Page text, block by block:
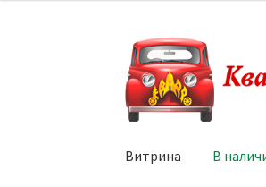
Перейти
к
навигации
Перейти
к
содержимому
Витрина В